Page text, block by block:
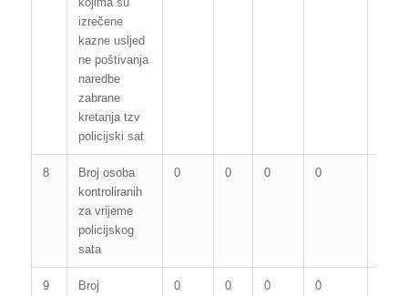
izrečene
kazne usljed
ne poštivanja
naredbe
zabrane
kretanja tzv
policijski sat
8
Broj osoba
kontroliranih
za vrijeme
policijskog
sata
0 0 0 0
9
Broj
0 0 0 0